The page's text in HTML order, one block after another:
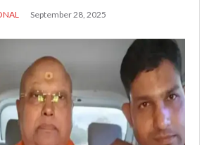
September 28, 2025